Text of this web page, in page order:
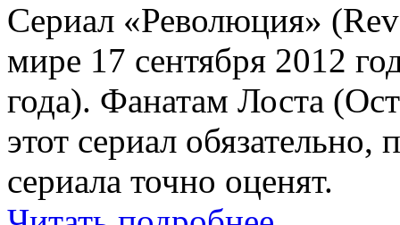
Сериал «Революция»
мире 17 сентября 2012
года). Фанатам Лоста
этот сериал
сериала точно оценят.